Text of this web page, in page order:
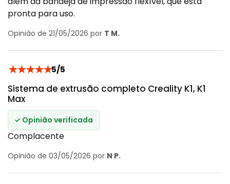
pronta para uso.
Opinião de 21/05/2026 por T M.
★★★★★5/5
Sistema de extrusão completo Creality K1, K1
Max
✓ Opinião verificada
Complacente
Opinião de 03/05/2026 por N P.